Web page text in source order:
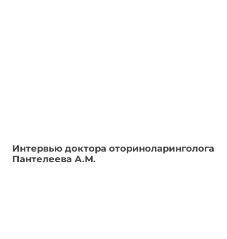
Интервью доктора оториноларинголога
Пантелеева А.М.